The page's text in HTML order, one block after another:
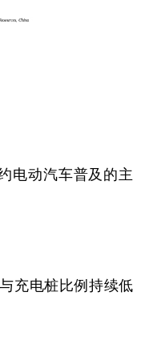
电动汽车普及的主
充电桩比例持续低